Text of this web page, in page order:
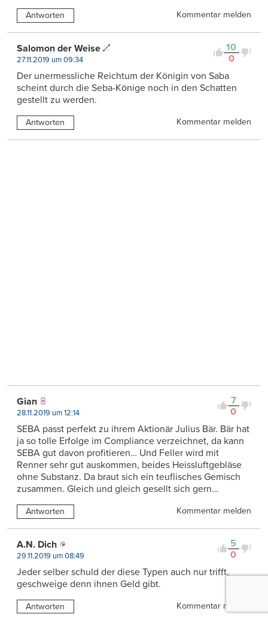
Antworten Kommentar melden
10
0
Salomon der Weise
27.11.2019 um 09:34
Der unermessliche Reichtum der Königin von Saba
scheint durch die Seba-Könige noch in den Schatten
gestellt zu werden.
Antworten Kommentar melden
7
0
Gian
28.11.2019 um 12:14
SEBA passt perfekt zu ihrem Aktionär Julius Bär. Bär hat
ja so tolle Erfolge im Compliance verzeichnet, da kann
SEBA gut davon profitieren… Und Feller wird mit
Renner sehr gut auskommen, beides Heissluftgebläse
ohne Substanz. Da braut sich ein teuflisches Gemisch
zusammen. Gleich und gleich gesellt sich gern…
Antworten Kommentar melden
5
0
A.N. Dich
29.11.2019 um 08:49
Jeder selber schuld der diese Typen auch nur trifft,
geschweige denn ihnen Geld gibt.
Antworten Kommentar melden